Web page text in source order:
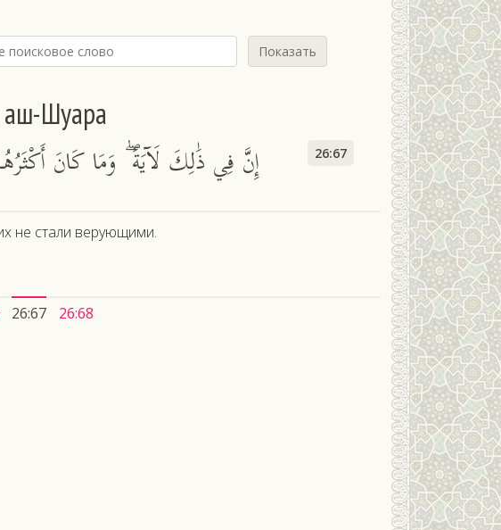
Показать
аш-Шуара
إِنَّ فِي ذَٰلِكَ لَآيَةً ۖ وَمَا كَانَ 26:67
не стали верующими.
26:67 26:68